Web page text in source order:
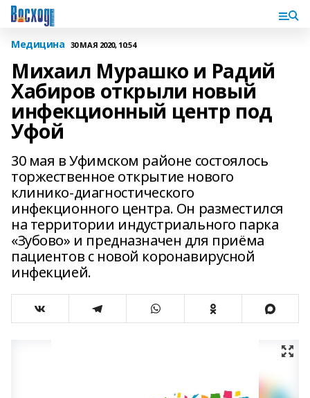
Медицина 30 МАЯ 2020, 10:54
Михаил Мурашко и Радий
Хабиров открыли новый
инфекционный центр под
Уфой
30 мая в Уфимском районе состоялось
торжественное открытие нового
клинико-диагностического
инфекционного центра. Он разместился
на территории индустриального парка
«Зубово» и предназначен для приёма
пациентов с новой коронавирусной
инфекцией.